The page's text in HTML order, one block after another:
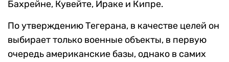
Бахрейне, Кувейте, Ираке и Кипре.
По утверждению Тегерана, в качестве целей он
выбирает только военные объекты, в первую
очередь американские базы, однако в самих